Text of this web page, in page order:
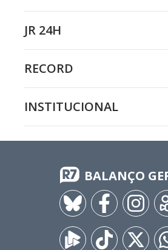
JR 24H
RECORD
INSTITUCIONAL
BALANÇO